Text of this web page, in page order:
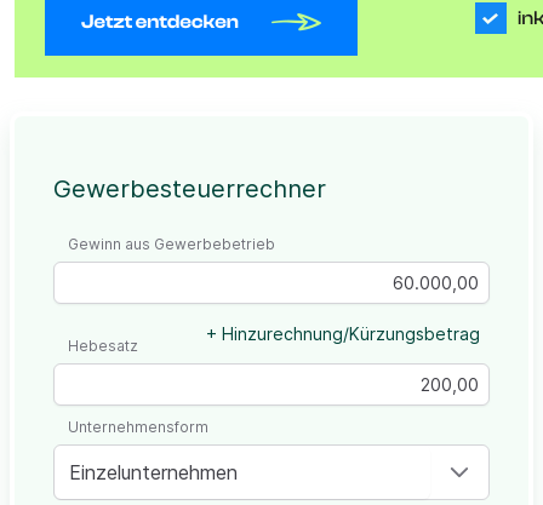
Gewerbesteuerrechner
Gewinn aus Gewerbebetrieb
+ Hinzurechnung/Kürzungsbetrag
Hebesatz
Einzelunternehmen
Unternehmensform